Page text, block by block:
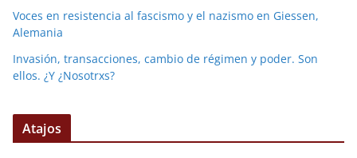
Voces en resistencia al fascismo y el nazismo en Giessen,
Alemania
Invasión, transacciones, cambio de régimen y poder. Son
ellos. ¿Y ¿Nosotrxs?
Atajos